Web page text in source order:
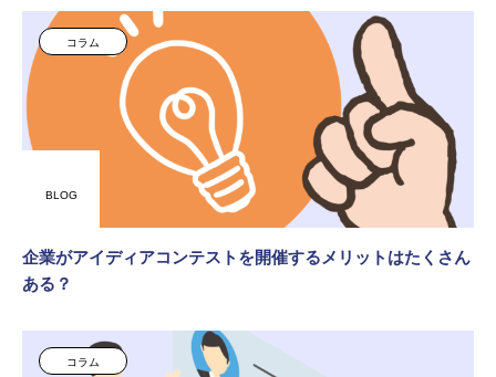
コラム
BLOG
企業がアイディアコンテストを開催するメリットはたくさん
ある？
コラム